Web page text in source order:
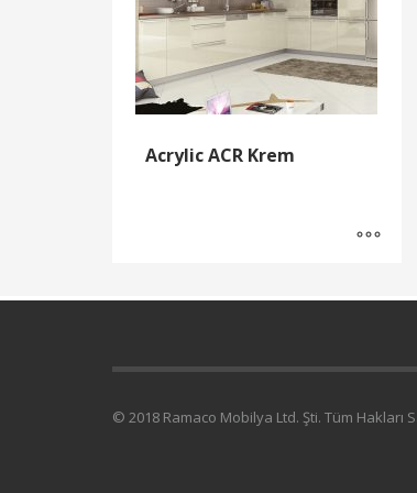
Acrylic ACR Krem
© 2018 Ramaco Mobilya Ltd. Şti. Tüm Hakları